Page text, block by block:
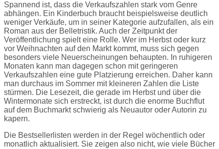
Spannend ist, dass die Verkaufszahlen stark vom Genre
abhängen. Ein Kinderbuch braucht beispielsweise deutlich
weniger Verkäufe, um in seiner Kategorie aufzufallen, als ein
Roman aus der Belletristik. Auch der Zeitpunkt der
Veröffentlichung spielt eine Rolle. Wer im Herbst oder kurz
vor Weihnachten auf den Markt kommt, muss sich gegen
besonders viele Neuerscheinungen behaupten. In ruhigeren
Monaten kann man dagegen schon mit geringeren
Verkaufszahlen eine gute Platzierung erreichen. Daher kann
man durchaus im Sommer mit kleineren Zahlen die Liste
stürmen. Die Lesezeit, die gerade im Herbst und über die
Wintermonate sich erstreckt, ist durch die enorme Buchflut
auf dem Buchmarkt schwierig als Neuautor oder Autorin zu
kapern.
Die Bestsellerlisten werden in der Regel wöchentlich oder
monatlich aktualisiert. Sie zeigen also nicht, wie viele Bücher